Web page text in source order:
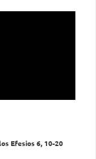
Efesios 6, 10-20